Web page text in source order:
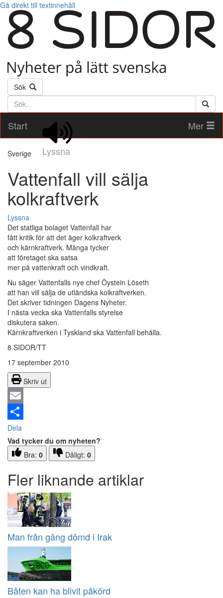
Gå direkt till textinnehåll
Sök
Söktext
Start
Lyssna
Mer
Sverige
Vattenfall vill sälja
kolkraftverk
Lyssna
Det statliga bolaget Vattenfall har
fått kritik för att det äger kolkraftverk
och kärnkraftverk. Många tycker
att företaget ska satsa
mer på vattenkraft och vindkraft.
Nu säger Vattenfalls nye chef Öystein Löseth
att han vill sälja de utländska kolkraftverken.
Det skriver tidningen Dagens Nyheter.
I nästa vecka ska Vattenfalls styrelse
diskutera saken.
Kärnkraftverken i Tyskland ska Vattenfall behålla.
8 SIDOR/TT
17 september 2010
Skriv ut
Email
Dela
Vad tycker du om nyheten?
Bra: 0 Dåligt: 0
Fler liknande artiklar
Man från gäng dömd i Irak
Båten kan ha blivit påkörd